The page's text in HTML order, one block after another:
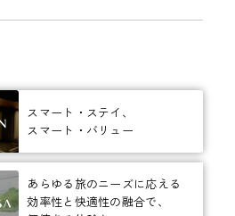
スマート・ステイ、
スマート・バリュー
あらゆる旅のニーズに応える
効率性と快適性の融合で、